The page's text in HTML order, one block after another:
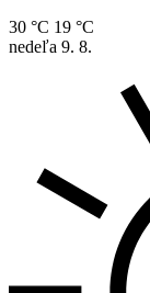
30 °C 19 °C
nedeľa 9. 8.